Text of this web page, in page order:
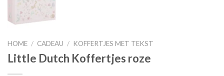
HOME / CADEAU / KOFFERTJES MET TEKST
Little Dutch Koffertjes roze